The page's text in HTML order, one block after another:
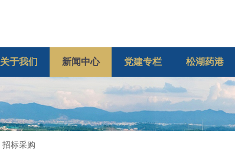
关于我们 新闻中心 党建专栏 松湖药港
招标采购